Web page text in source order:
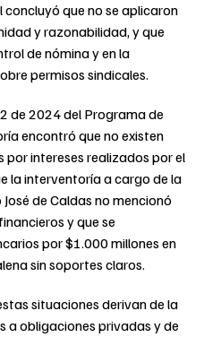
que no se aplicaron
y razonabilidad, y que
de nómina y en la
permisos sindicales.
de 2024 del Programa de
encontró que no existen
intereses realizados por el
la interventoría a cargo de la
de Caldas no mencionó
y que se
por $1.000 millones en
sin soportes claros.
situaciones derivan de la
a obligaciones privadas y de